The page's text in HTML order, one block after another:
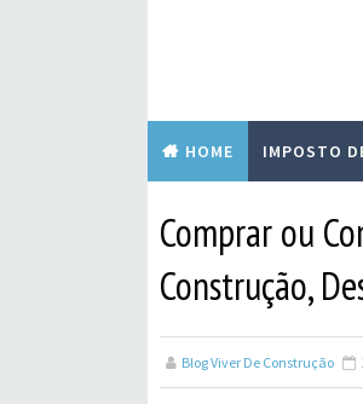
HOME IMPOSTO
Comprar ou
Construção,
Blog Viver De Construção